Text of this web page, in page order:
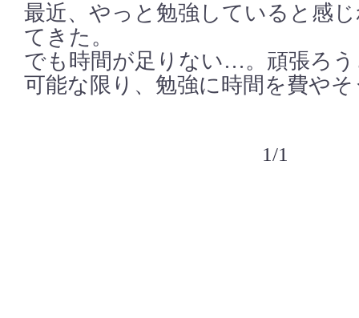
最近、やっと勉強していると感
てきた。
でも時間が足りない…。頑張ろ
可能な限り、勉強に時間を費や
1/1